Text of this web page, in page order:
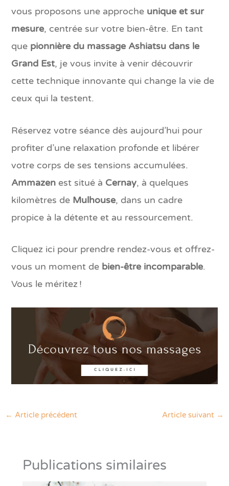
vous proposons une approche unique et sur
mesure, centrée sur votre bien-être. En tant
que pionnière du massage Ashiatsu dans le
Grand Est, je vous invite à venir découvrir
cette technique innovante qui change la vie de
ceux qui la testent.
Réservez votre séance dès aujourd’hui pour
profiter d’une relaxation profonde et libérer
votre corps de ses tensions accumulées.
Ammazen est situé à Cernay, à quelques
kilomètres de Mulhouse, dans un cadre
propice à la détente et au ressourcement.
Cliquez ici pour prendre rendez-vous et offrez-
vous un moment de bien-être incomparable.
Vous le méritez !
← Article précédent Article suivant →
Publications similaires